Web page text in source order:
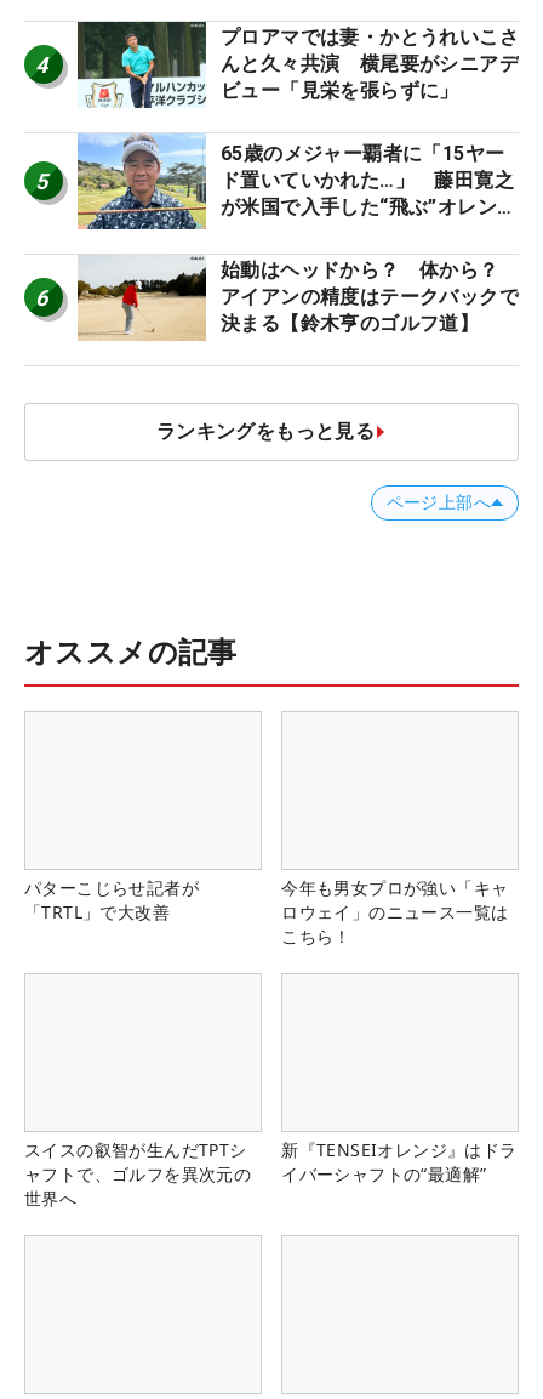
4
プロアマでは妻・かとうれいこさ
んと久々共演 横尾要がシニアデ
ビュー「見栄を張らずに」
5
65歳のメジャー覇者に「15ヤー
ド置いていかれた…」 藤田寛之
が米国で入手した“飛ぶ”オレンジ
6
始動はヘッドから？ 体から？
アイアンの精度はテークバックで
決まる【鈴木亨のゴルフ道】
ランキングをもっと見る
ページ上部へ
オススメの記事
パターこじらせ記者が
「TRTL」で大改善
今年も男女プロが強い「キャ
ロウェイ」のニュース一覧は
こちら！
スイスの叡智が生んだTPTシ
ャフトで、ゴルフを異次元の
世界へ
新『TENSEIオレンジ』はドラ
イバーシャフトの“最適解”